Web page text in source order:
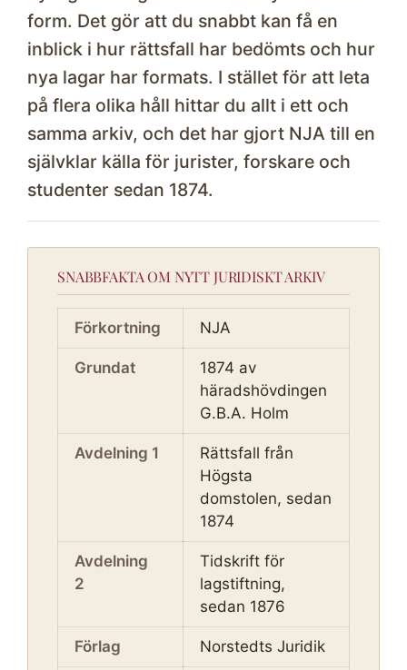
form. Det gör att du snabbt kan få en
inblick i hur rättsfall har bedömts och hur
nya lagar har formats. I stället för att leta
på flera olika håll hittar du allt i ett och
samma arkiv, och det har gjort NJA till en
självklar källa för jurister, forskare och
studenter sedan 1874.
SNABBFAKTA OM NYTT JURIDISKT ARKIV
Förkortning NJA
Grundat
1874 av
häradshövdingen
G.B.A. Holm
Avdelning 1
Rättsfall från
Högsta
domstolen, sedan
1874
Avdelning
2
Tidskrift för
lagstiftning,
sedan 1876
Förlag Norstedts Juridik